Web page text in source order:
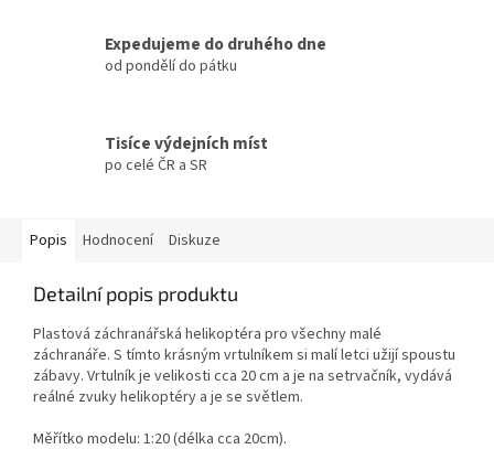
Expedujeme do druhého dne
od pondělí do pátku
Tisíce výdejních míst
po celé ČR a SR
Popis Hodnocení Diskuze
Detailní popis produktu
Plastová záchranářská helikoptéra pro všechny malé
záchranáře. S tímto krásným vrtulníkem si malí letci užijí spoustu
zábavy. Vrtulník je velikosti cca 20 cm a je na setrvačník, vydává
reálné zvuky helikoptéry a je se světlem.
Měřítko modelu: 1:20 (délka cca 20cm).